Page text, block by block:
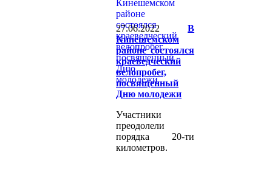
27.06.2022
В
Кинешемском
районе состоялся
краеведческий
велопробег,
посвященный
Дню молодежи
Участники
преодолели
порядка 20-ти
километров.